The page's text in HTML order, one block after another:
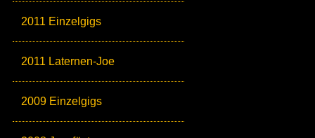
2011 Einzelgigs
2011 Laternen-Joe
2009 Einzelgigs